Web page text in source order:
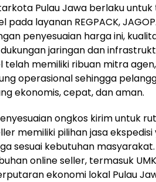
Pulau Jawa berlaku untuk
layanan REGPACK,
penyesuaian harga ini,
jaringan dan
telah memiliki ribuan mitra
operasional sehingga
ekonomis, cepat, dan aman.
ongkos kirim untuk
memiliki pilihan jasa
sesuai kebutuhan masyarakat.
online seller, termasuk
ekonomi lokal Pulau